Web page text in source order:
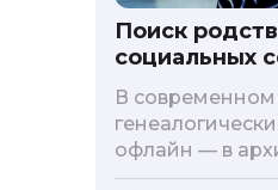
Поиск
социальных
В
офлайн — в